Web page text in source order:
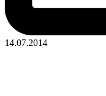
14.07.2014